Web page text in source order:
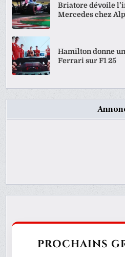
Briatore dévoile
Mercedes chez
Hamilton donne
Ferrari sur F1 25
PROCHAINS